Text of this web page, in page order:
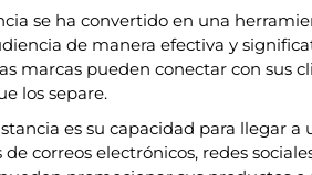
se ha convertido en una
de manera efectiva y
marcas pueden conectar con sus
los separe.
es su capacidad para llegar a
correos electrónicos, redes